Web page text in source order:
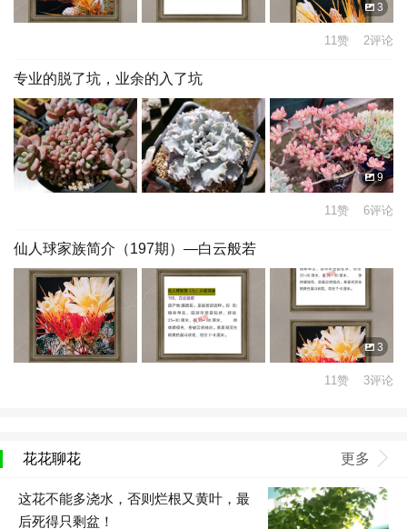
3
11赞 2评论
专业的脱了坑，业余的入了坑
9
11赞 6评论
仙人球家族简介（197期）—白云般若
3
11赞 3评论
花花聊花 更多
这花不能多浇水，否则烂根又黄叶，最
后死得只剩盆！